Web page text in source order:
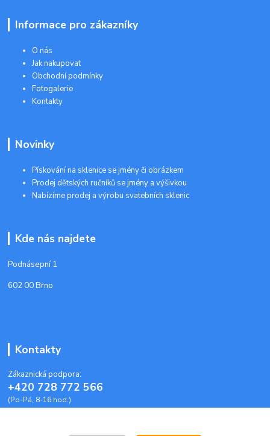
Informace pro zákazníky
O nás
Jak nakupovat
Obchodní podmínky
Fotogalerie
Kontakty
Novinky
Pískování na sklenice se jmény či obrázkem
Prodej dětských ručníků se jmény a výšivkou
Nabízíme prodej a výrobu svatebních sklenic
Kde nás najdete
Podnásepní 1
602 00 Brno
Kontakty
Zákaznická podpora:
+420 728 772 566
(Po-Pá, 8-16 hod.)